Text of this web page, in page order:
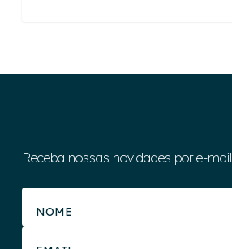
Receba nossas novidades por e-mail